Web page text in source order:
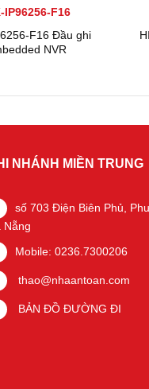
IP96256-F16
F16 Đầu ghi
NVR
NHÁNH MIỀN TRUNG
số 703 Điện Biên Phủ,
Nẵng
Mobile: 0236.7300206
thao@nhaantoan.com
BẢN ĐỒ ĐƯỜNG ĐI